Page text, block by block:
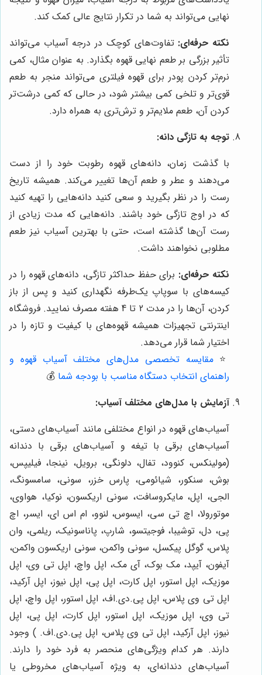
نهایی می‌تواند به شما در تکرار نتایج عالی کمک کند.
نکته حرفه‌ای: تفاوت‌های کوچک در درجه آسیاب می‌تواند
تأثیر بزرگی بر طعم نهایی قهوه بگذارد. به عنوان مثال، کمی
نرم‌تر کردن پودر برای قهوه فیلتری می‌تواند منجر به طعم
قوی‌تر و تلخی کمی بیشتر شود، در حالی که کمی درشت‌تر
کردن آن، طعم ملایم‌تر و ترش‌تری به همراه دارد.
توجه به تازگی دانه:
با گذشت زمان، دانه‌های قهوه رطوبت خود را از دست
می‌دهند و عطر و طعم آن‌ها تغییر می‌کند. همیشه تاریخ
رست را در نظر بگیرید و سعی کنید دانه‌هایی را تهیه کنید
که در اوج تازگی خود باشند. دانه‌هایی که مدت زیادی از
رست آن‌ها گذشته است، حتی با بهترین آسیاب نیز طعم
مطلوبی نخواهند داشت.
نکته حرفه‌ای: برای حفظ حداکثر تازگی، دانه‌های قهوه را در
کیسه‌های با سوپاپ یک‌طرفه نگهداری کنید و پس از باز
کردن، آن‌ها را در مدت 2 تا 4 هفته مصرف نمایید. فروشگاه
اینترنتی تجهیزات همیشه قهوه‌های با کیفیت و تازه را در
اختیار شما قرار می‌دهد.
⭐️ مقایسه تخصصی مدل‌های مختلف آسیاب قهوه و
راهنمای انتخاب دستگاه مناسب با بودجه شما 💰
آزمایش با مدل‌های مختلف آسیاب:
آسیاب‌های قهوه در انواع مختلفی مانند آسیاب‌های دستی،
آسیاب‌های برقی با تیغه و آسیاب‌های برقی با دندانه
(مولینکس، کنوود، تفال، دلونگی، برویل، نینجا، فیلیپس،
بوش، سنکور، شیائومی، پارس خزر، سونی، سامسونگ،
الجی، اپل، مایکروسافت، سونی اریکسون، نوکیا، هواوی،
موتورولا، اچ تی سی، ایسوس، لنوو، ام اس ای، ایسر، اچ
پی، دل، توشیبا، فوجیتسو، شارپ، پاناسونیک، ریلمی، وان
پلاس، گوگل پیکسل، سونی واکمن، سونی اریکسون واکمن،
آیفون، آیپد، مک بوک، آی مک، اپل واچ، اپل تی وی، اپل
موزیک، اپل استور، اپل کارت، اپل پی، اپل نیوز، اپل آرکید،
اپل تی وی پلاس، اپل پی.دی.اف، اپل استور، اپل واچ، اپل
تی وی، اپل موزیک، اپل استور، اپل کارت، اپل پی، اپل
نیوز، اپل آرکید، اپل تی وی پلاس، اپل پی.دی.اف. ) وجود
دارند. هر کدام ویژگی‌های منحصر به فرد خود را دارند.
آسیاب‌های دندانه‌ای، به ویژه آسیاب‌های مخروطی یا